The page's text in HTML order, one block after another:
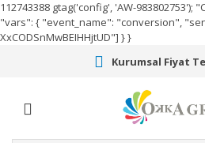
112743388 gtag('config', 'AW-983802753');
"vars": { "event_name": "conversion",
XxCODSnMwBEIHHjtUD"] } }
Kurumsal Fiyat